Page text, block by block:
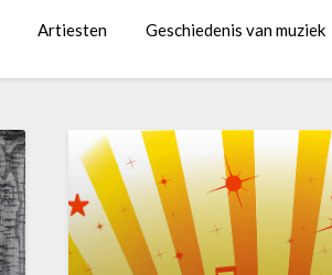
Artiesten Geschiedenis van muziek